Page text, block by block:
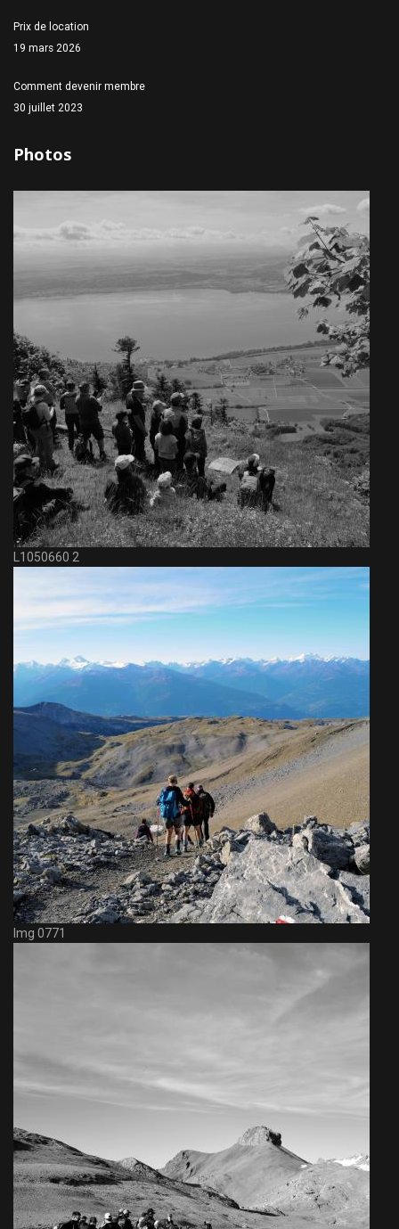
Prix de location
19 mars 2026
Comment devenir membre
30 juillet 2023
Photos
L1050660 2
Img 0771